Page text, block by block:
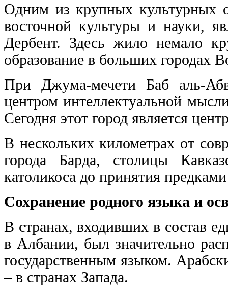
Одним из крупных культурных
восточной культуры и науки,
Дербент. Здесь жило немало
образование в больших городах
При Джума-мечети Баб аль-
центром интеллектуальной
Сегодня этот город является
В нескольких километрах от
города Барда, столицы
католикоса до принятия
Сохранение родного языка и
В странах, входивших в состав
в Албании, был значительно
государственным языком.
– в странах Запада.